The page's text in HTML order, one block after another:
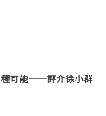
種可能──評介徐小群